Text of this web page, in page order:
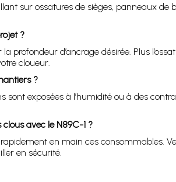
sur ossatures de sièges, panneaux
?
profondeur d’ancrage désirée. Plus
cloueur.
?
sont exposées à l’humidité ou à des
avec le N89C-1 ?
en main ces consommables.
en sécurité.